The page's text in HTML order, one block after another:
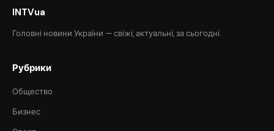
INTVua
Головні новини України — свіжі, актуальні, за сьогодні.
Рубрики
Общество
Бизнес